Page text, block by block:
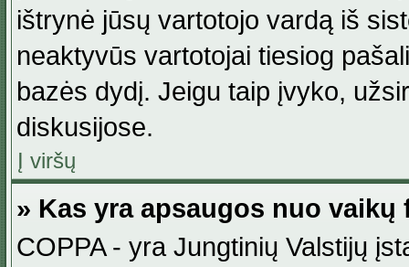
ištrynė jūsų vartotojo vardą iš
neaktyvūs vartotojai tiesiog
bazės dydį. Jeigu taip įvyko,
diskusijose.
Į viršų
» Kas yra apsaugos nuo vaikų
COPPA - yra Jungtinių Valstijų